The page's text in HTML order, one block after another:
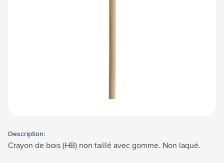
Description:
Crayon de bois (HB) non taillé avec gomme. Non laqué.